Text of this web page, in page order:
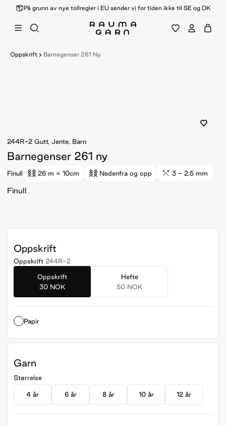
På grunn av nye tollregler i EU sender vi for tiden ikke til SE og DK
Oppskrift Barnegenser 261 Ny
244R-2 Gutt, Jente, Barn
Barnegenser 261 ny
Finull 26 m = 10cm Nedenfra og opp 3 - 2.5 mm
Finull
Oppskrift
Oppskrift 244R-2
Oppskrift
30 NOK
Hefte
50 NOK
Papir
Garn
Størrelse
4 år 6 år 8 år 10 år 12 år